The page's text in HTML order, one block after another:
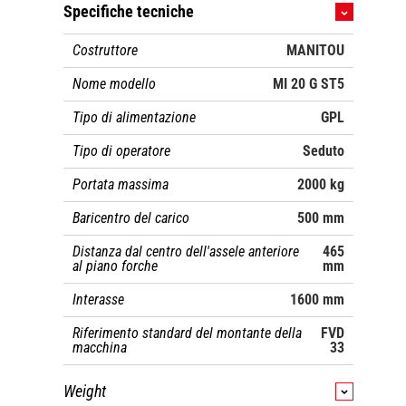
Specifiche tecniche
Costruttore
MANITOU
Nome modello
MI 20 G ST5
Tipo di alimentazione
GPL
Tipo di operatore
Seduto
Portata massima
2000 kg
Baricentro del carico
500 mm
Distanza dal centro dell'assele anteriore
al piano forche
465
mm
Interasse
1600 mm
Riferimento standard del montante della
macchina
FVD
33
Weight